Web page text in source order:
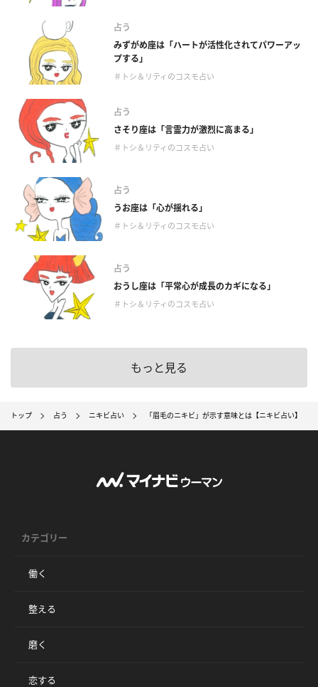
占う
みずがめ座は「ハートが活性化されてパワーアッ
プする」
＃トシ＆リティのコスモ占い
占う
さそり座は「言霊力が激烈に高まる」
＃トシ＆リティのコスモ占い
占う
うお座は「心が揺れる」
＃トシ＆リティのコスモ占い
占う
おうし座は「平常心が成長のカギになる」
＃トシ＆リティのコスモ占い
もっと見る
トップ 占う ニキビ占い 「眉毛のニキビ」が示す意味とは【ニキビ占い】
カテゴリー
働く
整える
磨く
恋する